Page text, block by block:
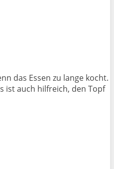
das Essen zu lange kocht.
ist auch hilfreich, den Topf